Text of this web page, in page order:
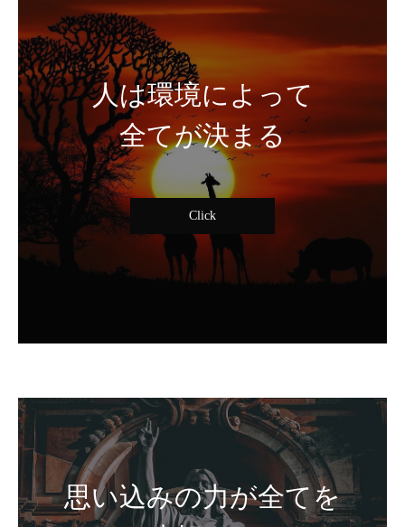
人は環境によって
全てが決まる
Click
思い込みの力が全てを